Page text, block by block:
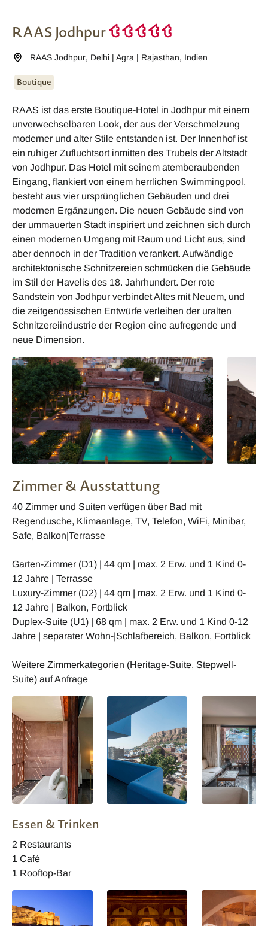
RAAS Jodhpur
RAAS Jodhpur, Delhi | Agra | Rajasthan, Indien
Boutique
RAAS ist das erste Boutique-Hotel in Jodhpur mit einem
unverwechselbaren Look, der aus der Verschmelzung
moderner und alter Stile entstanden ist. Der Innenhof ist
ein ruhiger Zufluchtsort inmitten des Trubels der Altstadt
von Jodhpur. Das Hotel mit seinem atemberaubenden
Eingang, flankiert von einem herrlichen Swimmingpool,
besteht aus vier ursprünglichen Gebäuden und drei
modernen Ergänzungen. Die neuen Gebäude sind von
der ummauerten Stadt inspiriert und zeichnen sich durch
einen modernen Umgang mit Raum und Licht aus, sind
aber dennoch in der Tradition verankert. Aufwändige
architektonische Schnitzereien schmücken die Gebäude
im Stil der Havelis des 18. Jahrhundert. Der rote
Sandstein von Jodhpur verbindet Altes mit Neuem, und
die zeitgenössischen Entwürfe verleihen der uralten
Schnitzereiindustrie der Region eine aufregende und
neue Dimension.
Zimmer & Ausstattung
40 Zimmer und Suiten verfügen über Bad mit
Regendusche, Klimaanlage, TV, Telefon, WiFi, Minibar,
Safe, Balkon|Terrasse
Garten-Zimmer (D1) | 44 qm | max. 2 Erw. und 1 Kind 0-
12 Jahre | Terrasse
Luxury-Zimmer (D2) | 44 qm | max. 2 Erw. und 1 Kind 0-
12 Jahre | Balkon, Fortblick
Duplex-Suite (U1) | 68 qm | max. 2 Erw. und 1 Kind 0-12
Jahre | separater Wohn-|Schlafbereich, Balkon, Fortblick
Weitere Zimmerkategorien (Heritage-Suite, Stepwell-
Suite) auf Anfrage
Essen & Trinken
2 Restaurants
1 Café
1 Rooftop-Bar